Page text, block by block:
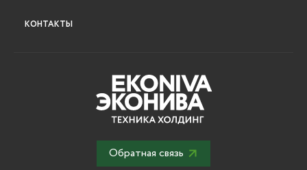
КОНТАКТЫ
Обратная связь